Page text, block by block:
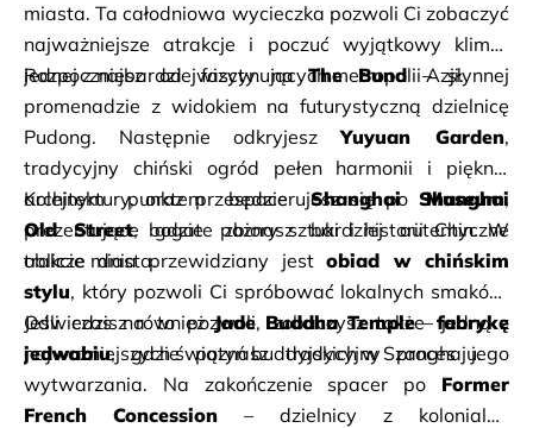
miasta. Ta całodniowa wycieczka pozwoli Ci zobaczyć
najważniejsze atrakcje i poczuć wyjątkowy klimat
jednej z najbardziej fascynujących metropolii Azji.
Rozpoczniesz od wizyty na The Bund – słynnej
promenadzie z widokiem na futurystyczną dzielnicę
Pudong. Następnie odkryjesz Yuyuan Garden,
tradycyjny chiński ogród pełen harmonii i pięknej
architektury, oraz przespacerujesz się po Shanghai
Old Street, gdzie poznasz bardziej autentyczne
oblicze miasta.
Kolejnym punktem będzie Shanghai Museum,
prezentujące bogate zbiory sztuki i historii Chin. W
trakcie dnia przewidziany jest obiad w chińskim
stylu, który pozwoli Ci spróbować lokalnych smaków.
Odwiedzisz również Jade Buddha Temple – jedną z
najważniejszych świątyń buddyjskich w Szanghaju.
Jeśli czas na to pozwoli, zobaczysz także fabrykę
jedwabiu, gdzie poznasz tradycyjny proces jego
wytwarzania. Na zakończenie spacer po Former
French Concession – dzielnicy z kolonialną